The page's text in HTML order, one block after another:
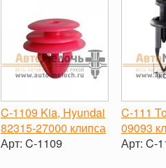
C-1109 Kia, Hyundai
82315-27000 клипса
Арт: C-1109
C-111
09093
Арт: C-